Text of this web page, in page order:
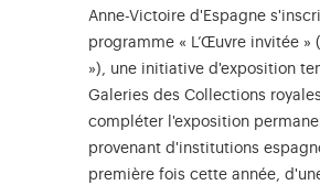
Anne-Victoire d'Espagne
programme « L’Œuvre invitée »
»), une initiative d'exposition
Galeries des Collections
compléter l'exposition
provenant d'institutions
première fois cette année,